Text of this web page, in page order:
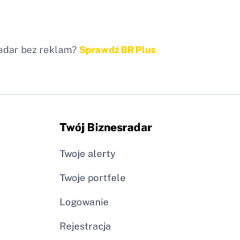
bez reklam? Sprawdź BR Plus
Twój Biznesradar
Twoje alerty
Twoje portfele
Logowanie
Rejestracja